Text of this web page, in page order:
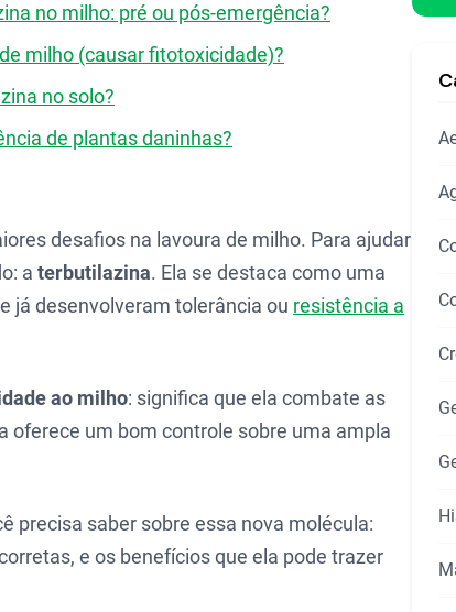
no milho: pré ou pós-emergência?
milho (causar fitotoxicidade)?
no solo?
de plantas daninhas?
desafios na lavoura de milho. Para ajudar
a terbutilazina. Ela se destaca como uma
já desenvolveram tolerância ou resistência a
ao milho: significa que ela combate as
oferece um bom controle sobre uma ampla
precisa saber sobre essa nova molécula:
e os benefícios que ela pode trazer